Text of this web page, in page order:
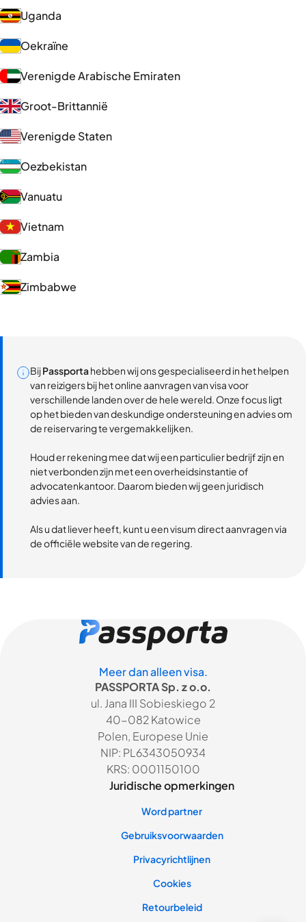
Uganda
Oekraïne
Verenigde Arabische Emiraten
Groot-Brittannië
Verenigde Staten
Oezbekistan
Vanuatu
Vietnam
Zambia
Zimbabwe
BijPassportahebben wij ons gespecialiseerd in het helpen
van reizigers bij het online aanvragen van visa voor
verschillende landen over de hele wereld. Onze focus ligt
op het bieden van deskundige ondersteuning en advies om
de reiservaring te vergemakkelijken.
Houd er rekening mee dat wij een particulier bedrijf zijn en
niet verbonden zijn met een overheidsinstantie of
advocatenkantoor. Daarom bieden wij geen juridisch
advies aan.
Als u dat liever heeft, kunt u een visum direct aanvragen via
de officiële website van de regering.
Meer dan alleen visa.
PASSPORTA Sp. z o.o.
ul. Jana III Sobieskiego 2
40-082 Katowice
Polen, Europese Unie
NIP: PL6343050934
KRS: 0001150100
Juridische opmerkingen
Word partner
Gebruiksvoorwaarden
Privacyrichtlijnen
Cookies
Retourbeleid